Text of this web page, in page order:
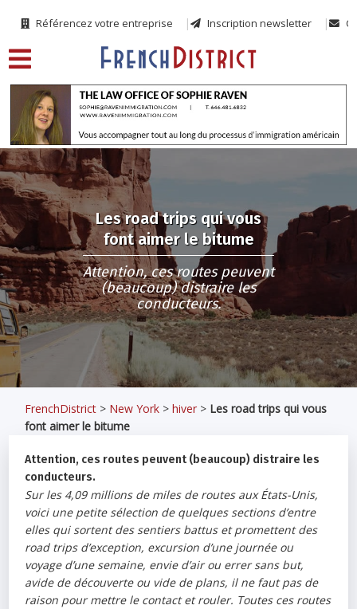
Référencez votre entreprise Inscription newsletter
Les road trips qui vous
font aimer le bitume
Attention, ces routes peuvent
(beaucoup) distraire les
conducteurs.
FrenchDistrict > New York >hiver > Les road trips qui vous
font aimer le bitume
Attention, ces routes peuvent (beaucoup) distraire les
conducteurs.
Sur les 4,09 millions de miles de routes aux États-Unis,
voici une petite sélection de quelques sections d’entre
elles qui sortent des sentiers battus et promettent des
road trips d’exception, excursion d’une journée ou
voyage d’une semaine, envie d’air ou errer sans but,
avide de découverte ou vide de plans, il ne faut pas de
raison pour mettre le contact et rouler. Toutes ces routes